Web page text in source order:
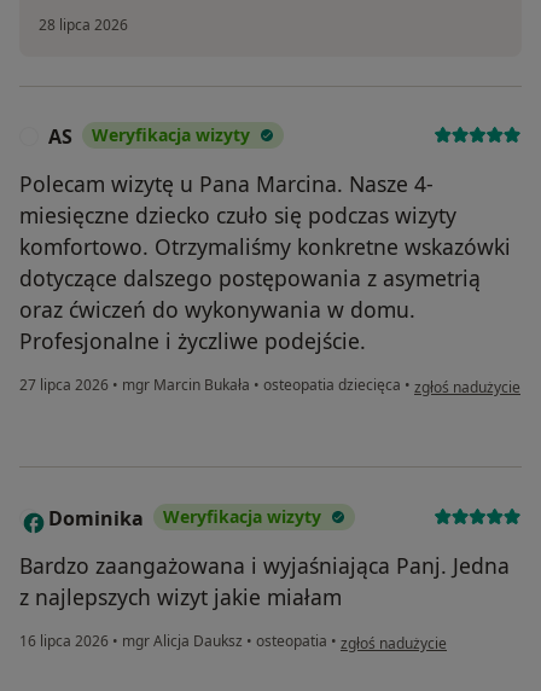
28 lipca 2026
AS Weryfikacja wizyty
Polecam wizytę u Pana Marcina. Nasze 4-
miesięczne dziecko czuło się podczas wizyty
komfortowo. Otrzymaliśmy konkretne wskazówki
dotyczące dalszego postępowania z asymetrią
oraz ćwiczeń do wykonywania w domu.
Profesjonalne i życzliwe podejście.
27 lipca 2026 • mgr Marcin Bukała • osteopatia dziecięca • w opinii
zgłoś nadużycie
D Dominika Weryfikacja wizyty
Bardzo zaangażowana i wyjaśniająca Panj. Jedna
z najlepszych wizyt jakie miałam
16 lipca 2026 • mgr Alicja Dauksz • osteopatia • w opinii użytkownika
zgłoś nadużycie